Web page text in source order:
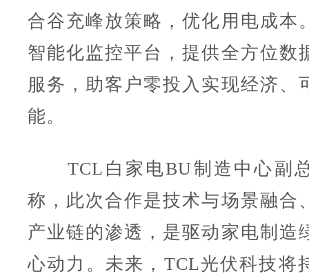
合谷充峰放策略，优化用电成本
智能化监控平台，提供全方位数
服务，助客户零投入实现经济、
能。
TCL白家电BU制造中心副
称，此次合作是技术与场景融合
产业链的渗透，是驱动家电制造
心动力。未来，TCL光伏科技将